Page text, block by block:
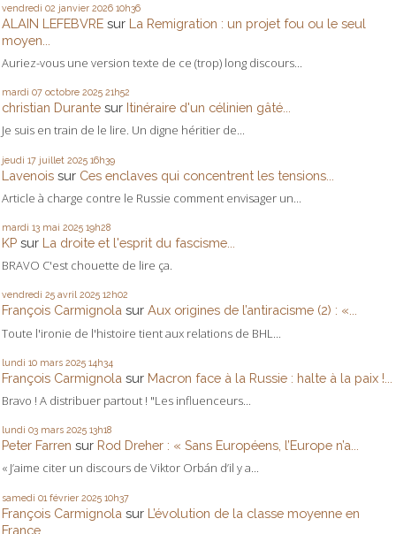
vendredi 02 janvier 2026 10h36
ALAIN LEFEBVRE sur La Remigration : un projet fou ou le seul
moyen...
Auriez-vous une version texte de ce (trop) long discours...
mardi 07 octobre 2025 21h52
christian Durante sur Itinéraire d'un célinien gâté...
Je suis en train de le lire. Un digne héritier de...
jeudi 17 juillet 2025 16h39
Lavenois sur Ces enclaves qui concentrent les tensions...
Article à charge contre le Russie comment envisager un...
mardi 13 mai 2025 19h28
KP sur La droite et l'esprit du fascisme...
BRAVO C'est chouette de lire ça.
vendredi 25 avril 2025 12h02
François Carmignola sur Aux origines de l’antiracisme (2) : «...
Toute l'ironie de l'histoire tient aux relations de BHL...
lundi 10 mars 2025 14h34
François Carmignola sur Macron face à la Russie : halte à la paix !...
Bravo ! A distribuer partout ! "Les influenceurs...
lundi 03 mars 2025 13h18
Peter Farren sur Rod Dreher : « Sans Européens, l’Europe n’a...
« J’aime citer un discours de Viktor Orbán d’il y a...
samedi 01 février 2025 10h37
François Carmignola sur L’évolution de la classe moyenne en
France...